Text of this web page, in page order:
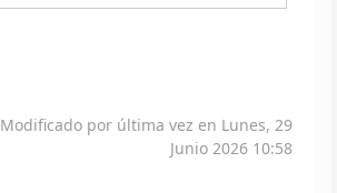
Modificado por última vez en Lunes, 29
Junio 2026 10:58